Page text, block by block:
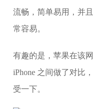
流畅，简单易用，并
常容易。
有趣的是，苹果在该
iPhone 之间做了对比
受一下。